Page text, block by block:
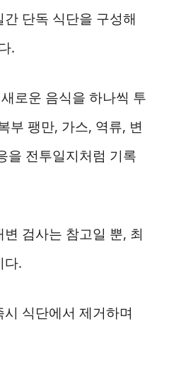
단독 식단을 구성해
.
로운 음식을 하나씩 투
부 팽만, 가스, 역류, 변
을 전투일지처럼 기록
검사는 참고일 뿐, 최
다.
식단에서 제거하며